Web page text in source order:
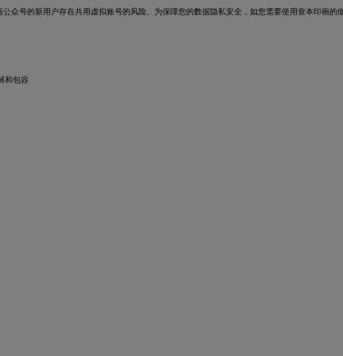
众号的新用户存在共用虚拟账号的风险。为保障您的数据隐私安全，如您需要使用壹本印画的
和包容